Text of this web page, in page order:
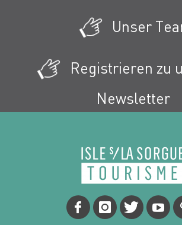
Unser
Registrieren zu
Newsletter